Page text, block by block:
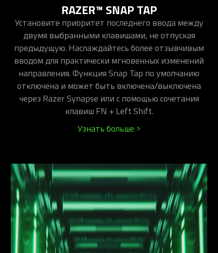
RAZER™ SNAP TAP
Установите приоритет последнего ввода между
двумя выбранными клавишами, не отпуская
предыдущую. Наслаждайтесь более отзывчивым
вводом для практически мгновенных изменений
направления. Функция Snap Tap по умолчанию
отключена и может быть включена/выключена
через Razer Synapse или с помощью сочетания
клавиш FN + Left Shift.
Узнать больше >